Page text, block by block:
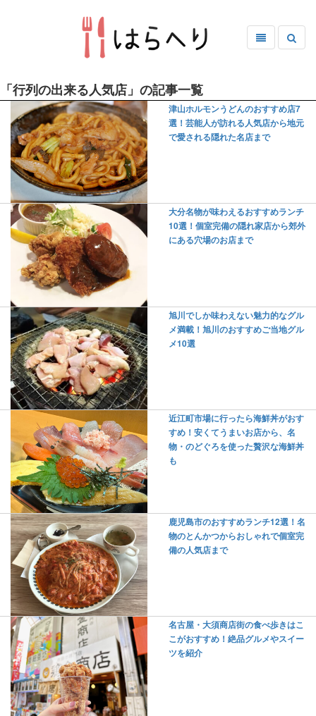
「行列の出来る人気店」の記事一覧
津山ホルモンうどんのおすすめ店7
選！芸能人が訪れる人気店から地元
で愛される隠れた名店まで
大分名物が味わえるおすすめランチ
10選！個室完備の隠れ家店から郊外
にある穴場のお店まで
旭川でしか味わえない魅力的なグル
メ満載！旭川のおすすめご当地グル
メ10選
近江町市場に行ったら海鮮丼がおす
すめ！安くてうまいお店から、名
物・のどぐろを使った贅沢な海鮮丼
も
鹿児島市のおすすめランチ12選！名
物のとんかつからおしゃれで個室完
備の人気店まで
名古屋・大須商店街の食べ歩きはこ
こがおすすめ！絶品グルメやスイー
ツを紹介